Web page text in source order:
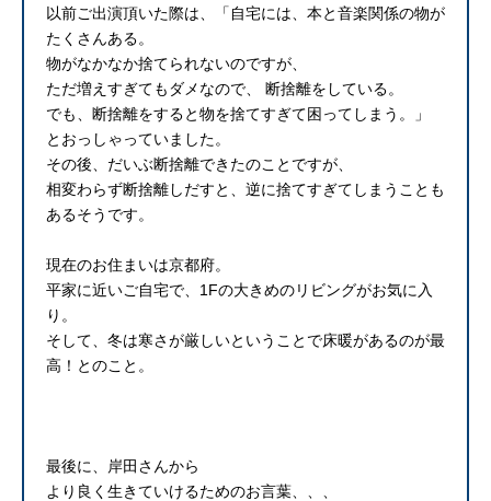
以前ご出演頂いた際は、「自宅には、本と音楽関係の物が
たくさんある。
物がなかなか捨てられないのですが、
ただ増えすぎてもダメなので、 断捨離をしている。
でも、断捨離をすると物を捨てすぎて困ってしまう。」
とおっしゃっていました。
その後、だいぶ断捨離できたのことですが、
相変わらず断捨離しだすと、逆に捨てすぎてしまうことも
あるそうです。
現在のお住まいは京都府。
平家に近いご自宅で、1Fの大きめのリビングがお気に入
り。
そして、冬は寒さが厳しいということで床暖があるのが最
高！とのこと。
最後に、岸田さんから
より良く生きていけるためのお言葉、、、